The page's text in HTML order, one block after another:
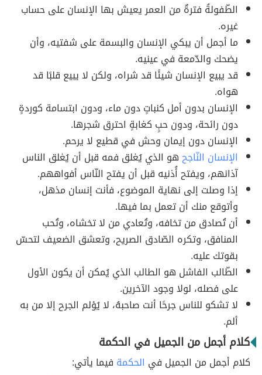
الطّفولةُ فترةٌ من العمر يعيش بها الإنسان على حساب
غيره.
ما أجمل أن يبكي الإنسان والبسمة على شفتيه، وأن
يضحك والدّمعة في عينيه.
قد يبيع الإنسان شيئًا قد شراه، ولكن لا يبيع قلبًا قد
هواه.
الإنسان بدون أمل كنباتٍ دون ماء، ودون ابتسامة كوردةٍ
دون رائحة، ودون حبٍ كغابةٍ احترق شجرها.
الإنسان دون إيمان وحش في قطيع لا يرحم.
الإنسان النّاجحهو الذي يُغلق فمه قبل أن يُغلق الناس
آذانهم، ويفتح أُذنيه قبل أن يفتح النّاس أفواههم.
إذا وصلت إلى نهاية الموضوع، فأنت إنسان مذهل،
وأتوقع منك أن تعمل بما فيها.
أن تُصادق من تخافه، وتُعادي من لا تخشاه، وتُحب
المنافق، وتكره الصّادق الصريح، وتعشق الضعيف لتحسّ
بقوتك عليه.
الطّالب الفاشل هو الطالب الذي يُمكن أن يكون الأول
على فصله، لولا وجود الآخرين.
لا تشكو للناس جرحًا أنت صاحبهُ، لا يُؤلم الجرح إلا من به
ألم.
كلام أجمل من الجميل في الحكمة
كلام أجمل من الجميل في الحكمة فيما يأتي: